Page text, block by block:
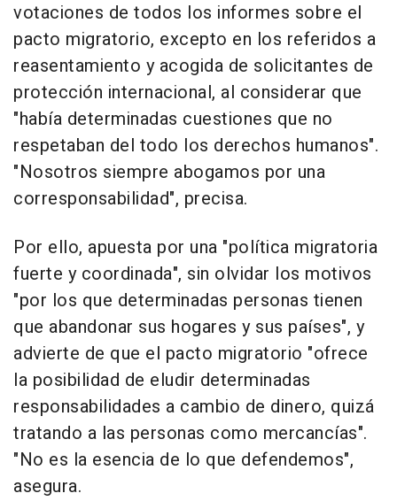
votaciones de todos los informes sobre el
pacto migratorio, excepto en los referidos a
reasentamiento y acogida de solicitantes de
protección internacional, al considerar que
"había determinadas cuestiones que no
respetaban del todo los derechos humanos".
"Nosotros siempre abogamos por una
corresponsabilidad", precisa.
Por ello, apuesta por una "política migratoria
fuerte y coordinada", sin olvidar los motivos
"por los que determinadas personas tienen
que abandonar sus hogares y sus países", y
advierte de que el pacto migratorio "ofrece
la posibilidad de eludir determinadas
responsabilidades a cambio de dinero, quizá
tratando a las personas como mercancías".
"No es la esencia de lo que defendemos",
asegura.